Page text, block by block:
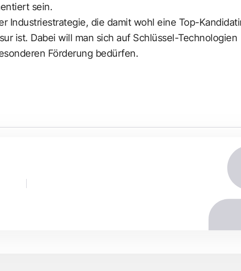
sein.
Industriestrategie, die damit wohl eine Top-
ist. Dabei will man sich auf Schlüssel-Technologien
Förderung bedürfen.